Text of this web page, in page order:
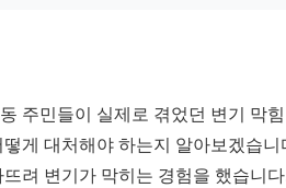
주민들이 실제로 겪었던 변기 막
떻게 대처해야 하는지 알아보겠습
뜨려 변기가 막히는 경험을 했습니